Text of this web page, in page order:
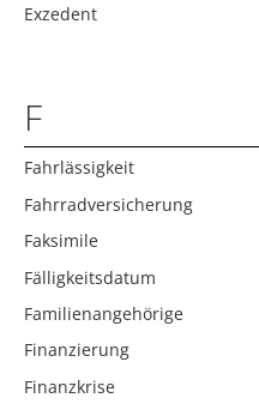
Exzedent
F
Fahrlässigkeit
Fahrradversicherung
Faksimile
Fälligkeitsdatum
Familienangehörige
Finanzierung
Finanzkrise